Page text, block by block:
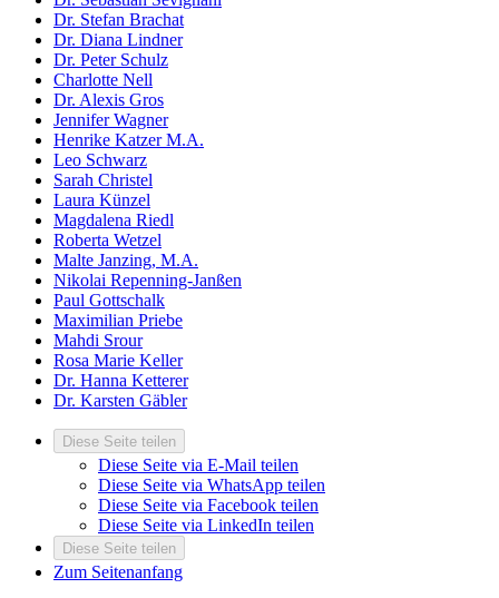
Dr. Stefan Brachat
Dr. Diana Lindner
Dr. Peter Schulz
Charlotte Nell
Dr. Alexis Gros
Jennifer Wagner
Henrike Katzer M.A.
Leo Schwarz
Sarah Christel
Laura Künzel
Magdalena Riedl
Roberta Wetzel
Malte Janzing, M.A.
Nikolai Repenning-Janßen
Paul Gottschalk
Maximilian Priebe
Mahdi Srour
Rosa Marie Keller
Dr. Hanna Ketterer
Dr. Karsten Gäbler
Diese Seite teilen
Diese Seite via E-Mail teilen
Diese Seite via WhatsApp teilen
Diese Seite via Facebook teilen
Diese Seite via LinkedIn teilen
Diese Seite teilen
Zum Seitenanfang